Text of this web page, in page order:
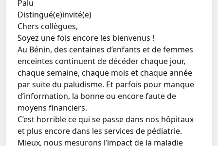
Palu
Distingué(e)invité(e)
Chers collègues,
Soyez une fois encore les bienvenus !
Au Bénin, des centaines d’enfants et de femmes
enceintes continuent de décéder chaque jour,
chaque semaine, chaque mois et chaque année
par suite du paludisme. Et parfois pour manque
d’information, la bonne ou encore faute de
moyens financiers.
C’est horrible ce qui se passe dans nos hôpitaux
et plus encore dans les services de pédiatrie.
Mieux, nous mesurons l’impact de la maladie